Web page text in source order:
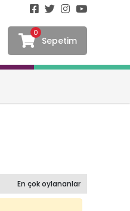
0
Sepetim
En çok oylananlar